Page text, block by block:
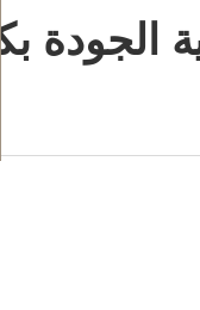
الجودة